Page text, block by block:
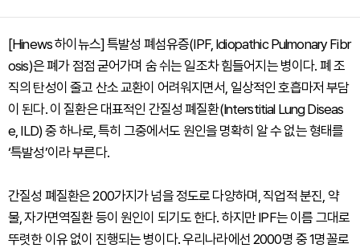
[Hinews 하이뉴스] 특발성 폐섬유증(IPF, Idiopathic Pulmonary Fibr
osis)은 폐가 점점 굳어가며 숨 쉬는 일조차 힘들어지는 병이다. 폐 조
직의 탄성이 줄고 산소 교환이 어려워지면서, 일상적인 호흡마저 부담
이 된다. 이 질환은 대표적인 간질성 폐질환(Interstitial Lung Diseas
e, ILD) 중 하나로, 특히 그중에서도 원인을 명확히 알 수 없는 형태를
‘특발성’이라 부른다.
간질성 폐질환은 200가지가 넘을 정도로 다양하며, 직업적 분진, 약
물, 자가면역질환 등이 원인이 되기도 한다. 하지만 IPF는 이름 그대로
뚜렷한 이유 없이 진행되는 병이다. 우리나라에선 2000명 중 1명꼴로